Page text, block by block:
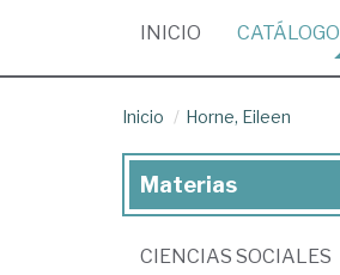
INICIO (CURRENT)
CATÁLOGO
Inicio Horne, Eileen
Materias
CIENCIAS SOCIALES